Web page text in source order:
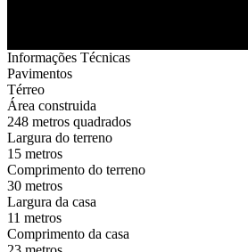
Informações Técnicas
Pavimentos
Térreo
Área construida
248 metros quadrados
Largura do terreno
15 metros
Comprimento do terreno
30 metros
Largura da casa
11 metros
Comprimento da casa